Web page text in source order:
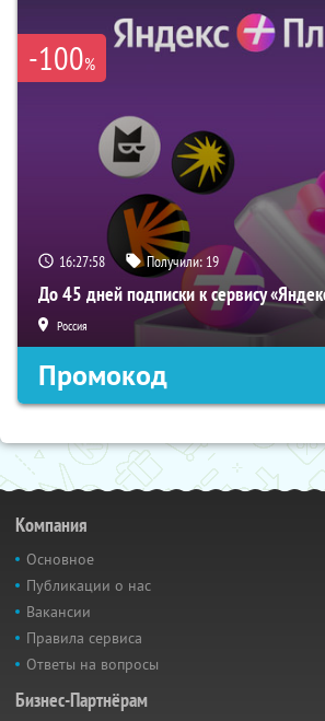
-100%
16:27:57 Получили: 19
До 45 дней подписки к сервису
Россия
Промокод
Компания
Основное
Публикации о нас
Вакансии
Правила сервиса
Ответы на вопросы
Бизнес-Партнёрам